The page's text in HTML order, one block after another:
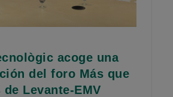
acoge una
del foro Más que
de Levante-EMV